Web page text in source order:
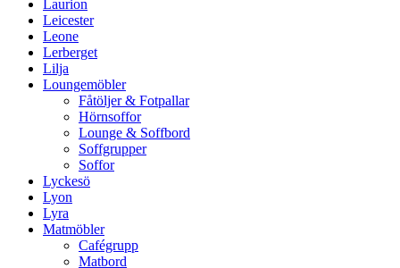
Laurion
Leicester
Leone
Lerberget
Lilja
Loungemöbler
Fåtöljer & Fotpallar
Hörnsoffor
Lounge & Soffbord
Soffgrupper
Soffor
Lyckesö
Lyon
Lyra
Matmöbler
Cafégrupp
Matbord